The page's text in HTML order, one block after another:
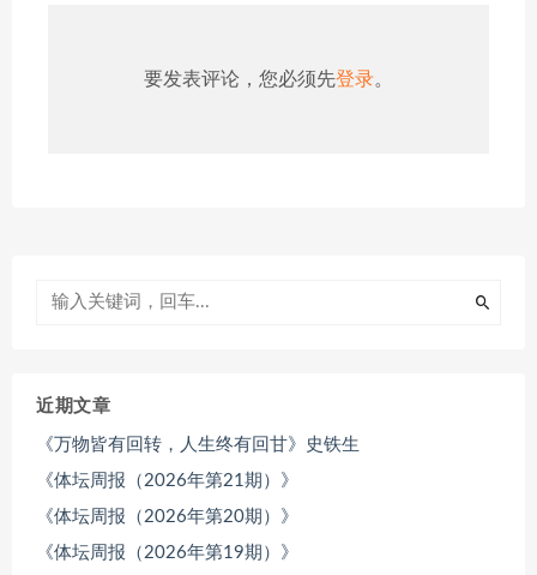
要发表评论，您必须先登录。
近期文章
《万物皆有回转，人生终有回甘》史铁生
《体坛周报（2026年第21期）》
《体坛周报（2026年第20期）》
《体坛周报（2026年第19期）》